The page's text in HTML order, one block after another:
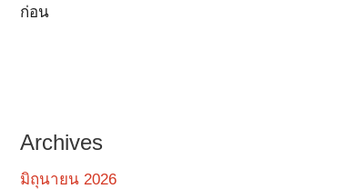
ก่อน
Archives
มิถุนายน 2026